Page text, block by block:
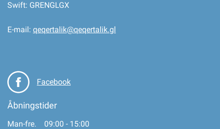
Swift: GRENGLGX
E-mail: qeqertalik@qeqertalik.gl
Facebook
Åbningstider
Man-fre. 09:00 - 15:00